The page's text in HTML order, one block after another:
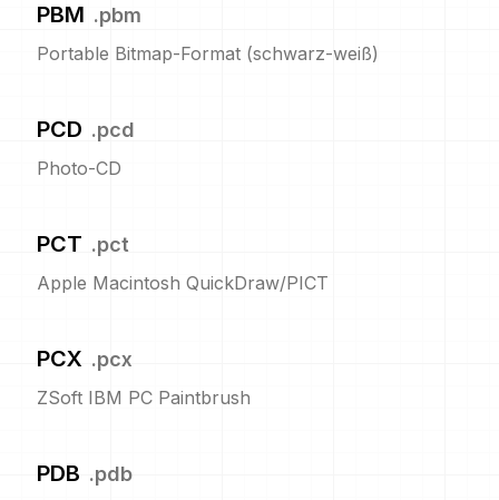
PBM .pbm
Portable Bitmap-Format (schwarz-weiß)
PCD .pcd
Photo-CD
PCT .pct
Apple Macintosh QuickDraw/PICT
PCX .pcx
ZSoft IBM PC Paintbrush
PDB .pdb